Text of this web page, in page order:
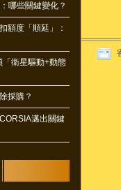
哪些關鍵變化？
額度「順延」：
「衛星驅動+動態
採購？
邁出關鍵